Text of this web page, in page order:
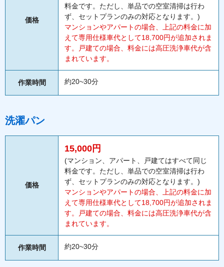
価格
料金です。ただし、単品での空室清掃は行わ
ず、セットプランのみの対応となります。)
マンションやアパートの場合、上記の料金に加
えて専用仕様車代として18,700円が追加されま
す。戸建ての場合、料金には高圧洗浄車代が含
まれています。
作業時間 約20~30分
洗濯パン
価格
15,000円
(マンション、アパート、戸建てはすべて同じ
料金です。ただし、単品での空室清掃は行わ
ず、セットプランのみの対応となります。)
マンションやアパートの場合、上記の料金に加
えて専用仕様車代として18,700円が追加されま
す。戸建ての場合、料金には高圧洗浄車代が含
まれています。
作業時間 約20~30分